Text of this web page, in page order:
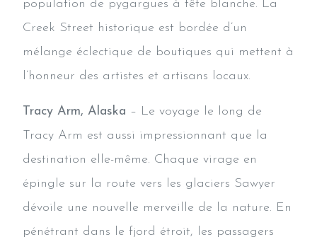
population de pygargues à tête blanche. La
Creek Street historique est bordée d’un
mélange éclectique de boutiques qui mettent à
l’honneur des artistes et artisans locaux.
Tracy Arm, Alaska – Le voyage le long de
Tracy Arm est aussi impressionnant que la
destination elle-même. Chaque virage en
épingle sur la route vers les glaciers Sawyer
dévoile une nouvelle merveille de la nature. En
pénétrant dans le fjord étroit, les passagers